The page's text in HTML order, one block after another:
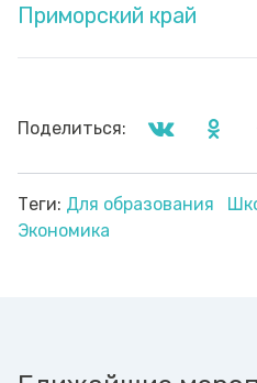
Приморский край
Поделиться:
Теги: Для образования
Экономика